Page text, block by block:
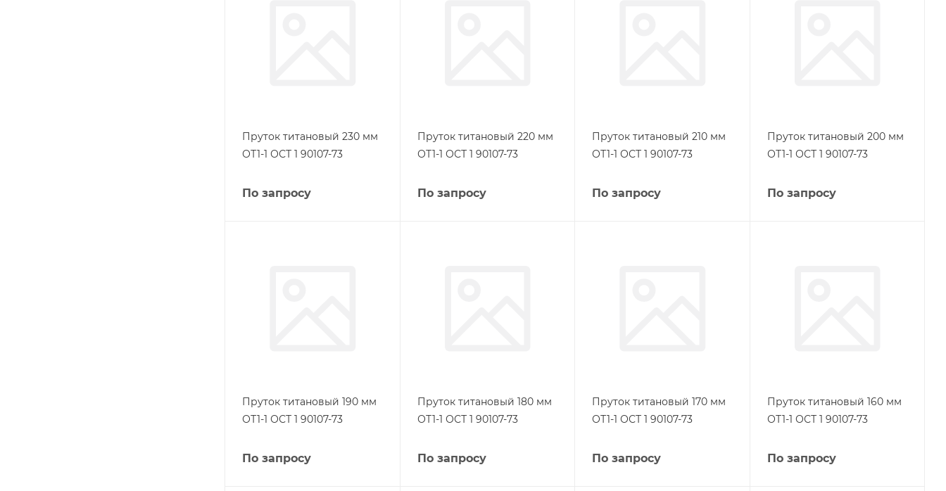
Пруток титановый 230 мм
ОТ1-1 ОСТ 1 90107-73
По запросу
Пруток титановый 220 мм
ОТ1-1 ОСТ 1 90107-73
По запросу
Пруток титановый 210 мм
ОТ1-1 ОСТ 1 90107-73
По запросу
Пруток титановый 200 мм
ОТ1-1 ОСТ 1 90107-73
По запросу
Пруток титановый 190 мм
ОТ1-1 ОСТ 1 90107-73
По запросу
Пруток титановый 180 мм
ОТ1-1 ОСТ 1 90107-73
По запросу
Пруток титановый 170 мм
ОТ1-1 ОСТ 1 90107-73
По запросу
Пруток титановый 160 мм
ОТ1-1 ОСТ 1 90107-73
По запросу